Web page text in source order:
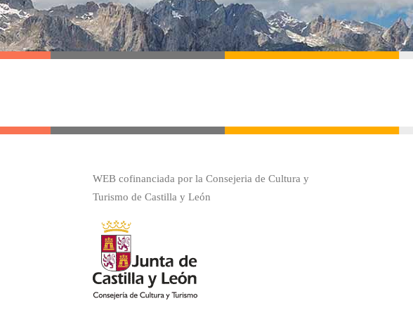
WEB cofinanciada por la Consejeria de Cultura y
Turismo de Castilla y León